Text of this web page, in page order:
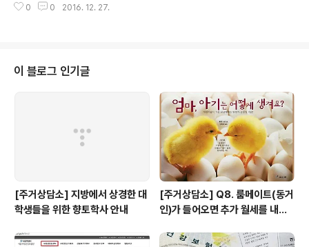
자회견 일시·장소: 12월 28일(수), 오전 10시, 국회 정론관
4%, 수도권의 임차가구 비율은 54.1%, 특히 수도권 저소
득층의 임차가구 비율은 64.7%를 기록했습니다. - 단기
임대차로 인한 임차가구의 주거 불안정과 전월세 가격의
폭등으로 인한 가계부담의 심화는 단순히 임차가구의 고통
에만 머물지 않고, 우리 경제의 민간소비와 내수경제의 위
축으로 연결되고 우리사..
0 0 2016. 12. 27.
이 블로그 인기글
[주거상담소] 지방에서 상경한 대
학생들을 위한 향토학사 안내
[주거상담소] Q8. 룸메이트(동거
인)가 들어오면 추가 월세를 내야